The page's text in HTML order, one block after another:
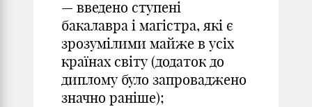
— введено ступені
бакалавра і магістра, які є
зрозумілими майже в усіх
країнах світу (додаток до
диплому було запроваджено
значно раніше);